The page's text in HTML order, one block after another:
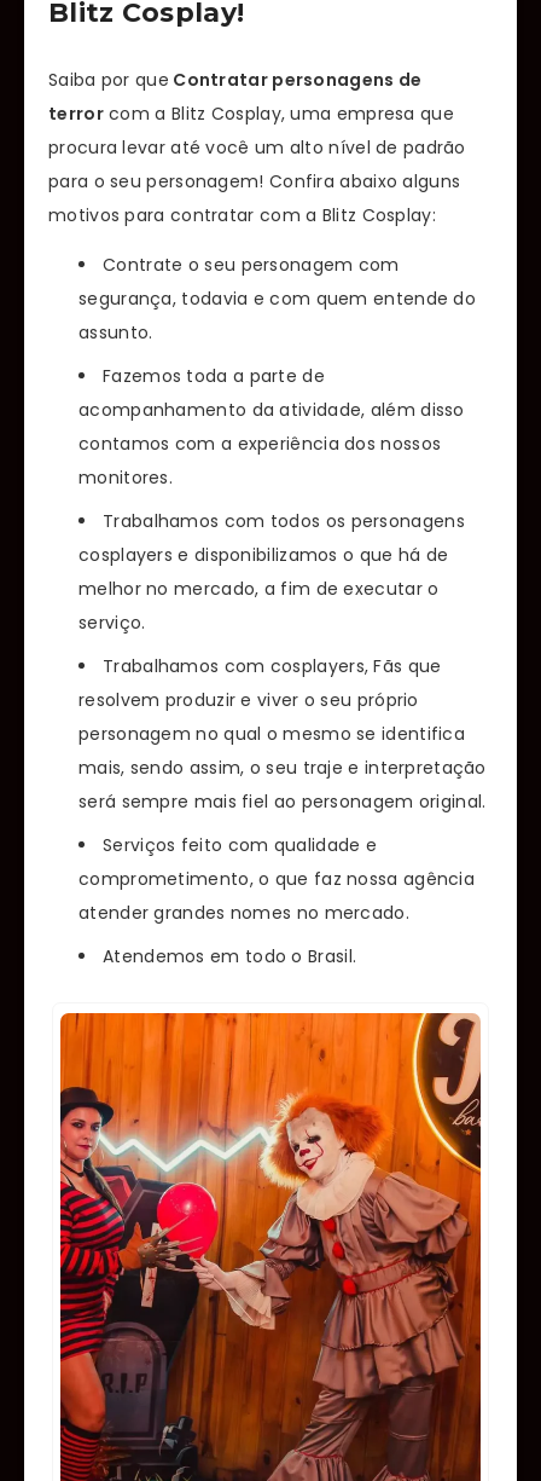
Blitz Cosplay!
Saiba por que Contratar personagens de
terrorcom a Blitz Cosplay, uma empresa que
procura levar até você um alto nível de padrão
para o seu personagem! Confira abaixo alguns
motivos para contratar com a Blitz Cosplay:
Contrate o seu personagem com
segurança, todavia e com quem entende do
assunto.
Fazemos toda a parte de
acompanhamento da atividade, além disso
contamos com a experiência dos nossos
monitores.
Trabalhamos com todos os personagens
cosplayers e disponibilizamos o que há de
melhor no mercado, a fim de executar o
serviço.
Trabalhamos com cosplayers, Fãs que
resolvem produzir e viver o seu próprio
personagem no qual o mesmo se identifica
mais, sendo assim, o seu traje e interpretação
será sempre mais fiel ao personagem original.
Serviços feito com qualidade e
comprometimento, o que faz nossa agência
atender grandes nomes no mercado.
Atendemos em todo o Brasil.